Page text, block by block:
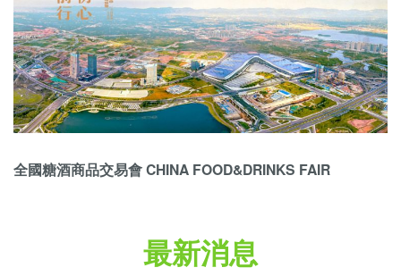
全國糖酒商品交易會 CHINA FOOD&DRINKS FAIR
最新消息